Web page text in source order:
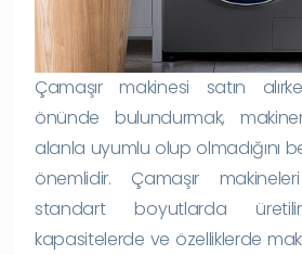
Çamaşır makinesi satın
önünde bulundurmak,
alanla uyumlu olup olmadığını
önemlidir. Çamaşır
standart boyutlarda
kapasitelerde ve özelliklerde